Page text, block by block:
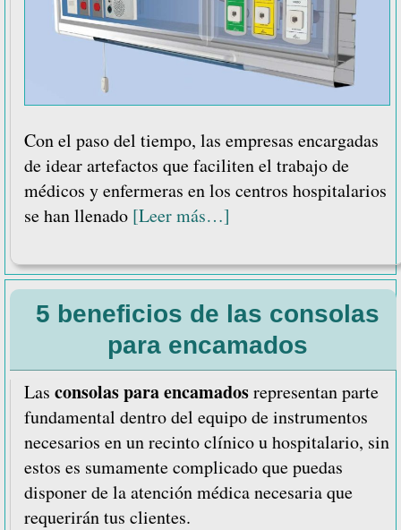
Con el paso del tiempo, las empresas encargadas
de idear artefactos que faciliten el trabajo de
médicos y enfermeras en los centros hospitalarios
se han llenado [Leer más…]
5
características
y
beneficios
de
las
consolas
para
encamados
5 beneficios de las consolas
para encamados
Las consolas para encamadosrepresentan parte
fundamental dentro del equipo de instrumentos
necesarios en un recinto clínico u hospitalario, sin
estos es sumamente complicado que puedas
disponer de la atención médica necesaria que
requerirán tus clientes.